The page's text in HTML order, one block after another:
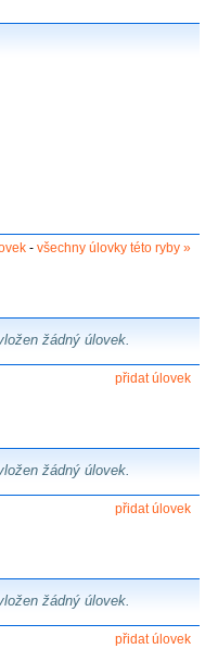
- všechny úlovky této ryby »
žádný úlovek.
přidat úlovek
žádný úlovek.
přidat úlovek
žádný úlovek.
přidat úlovek